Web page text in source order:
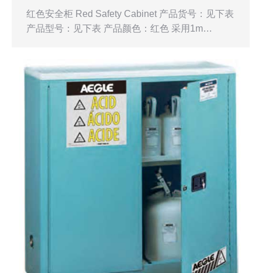
红色安全柜 Red Safety Cabinet 产品货号：见下表
产品型号：见下表 产品颜色：红色 采用1m…